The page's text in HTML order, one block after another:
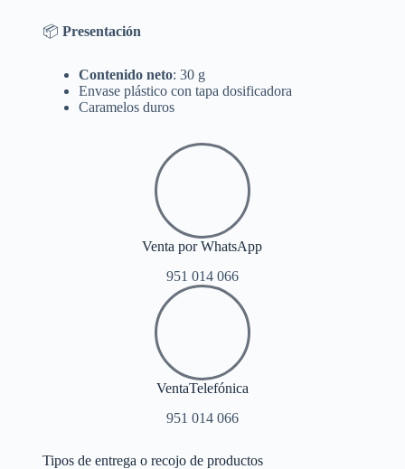
📦 Presentación
Contenido neto: 30 g
Envase plástico con tapa dosificadora
Caramelos duros
Venta por WhatsApp
951 014 066
VentaTelefónica
951 014 066
Tipos de entrega o recojo de productos